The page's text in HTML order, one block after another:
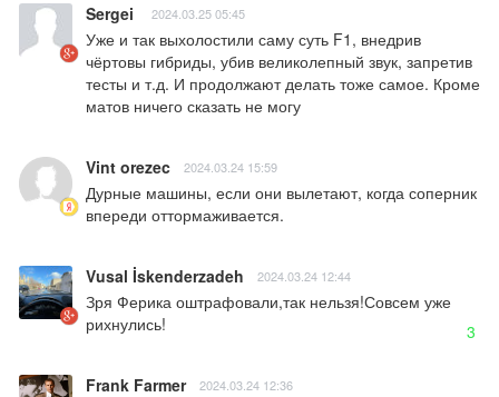
Sergei 2024.03.25 05:45
Уже и так выхолостили саму суть F1, внедрив
чёртовы гибриды, убив великолепный звук, запретив
тесты и т.д. И продолжают делать тоже самое. Кроме
матов ничего сказать не могу
Vint orezec 2024.03.24 15:59
Дурные машины, если они вылетают, когда соперник
впереди оттормаживается.
Vusal İskenderzadeh 2024.03.24 12:44
Зря Ферика оштрафовали,так нельзя!Совсем уже
рихнулись!
3
Frank Farmer 2024.03.24 12:36